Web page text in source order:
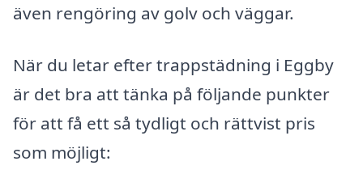
även rengöring av golv och väggar.
När du letar efter trappstädning i Eggby
är det bra att tänka på följande punkter
för att få ett så tydligt och rättvist pris
som möjligt: